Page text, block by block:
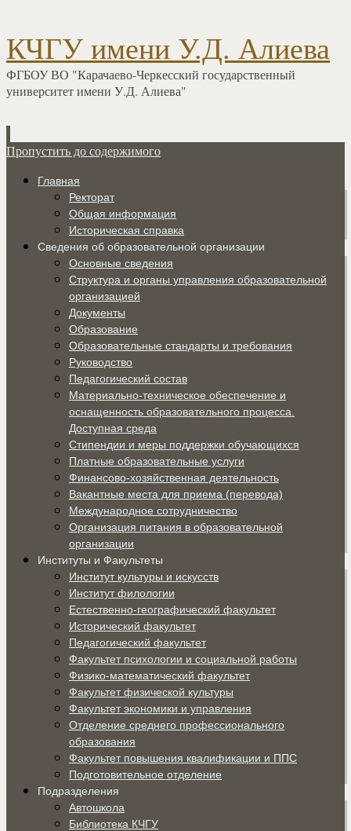
КЧГУ имени У.Д. Алиева
ФГБОУ ВО "Карачаево-Черкесский государственный
университет имени У.Д. Алиева"
Пропустить до содержимого
Главная
Ректорат
Общая информация
Историческая справка
Сведения об образовательной организации
Основные сведения
Структура и органы управления образовательной
организацией
Документы
Образование
Образовательные стандарты и требования
Руководство
Педагогический состав
Материально-техническое обеспечение и
оснащенность образовательного процесса.
Доступная среда
Стипендии и меры поддержки обучающихся
Платные образовательные услуги
Финансово-хозяйственная деятельность
Вакантные места для приема (перевода)
Международное сотрудничество
Организация питания в образовательной
организации
Институты и Факультеты
Институт культуры и искусств
Институт филологии
Естественно-географический факультет
Исторический факультет
Педагогический факультет
Факультет психологии и социальной работы
Физико-математический факультет
Факультет физической культуры
Факультет экономики и управления
Отделение среднего профессионального
образования
Факультет повышения квалификации и ППС
Подготовительное отделение
Подразделения
Автошкола
Библиотека КЧГУ